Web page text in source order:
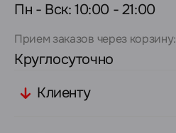
Пн - Вск: 10:00 - 21:00
Прием заказов через корзину:
Круглосуточно
Клиенту